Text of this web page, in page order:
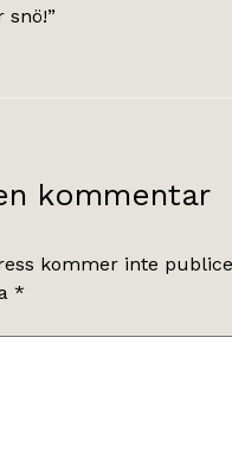
snö!”
kommentar
kommer inte
*